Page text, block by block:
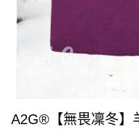
A2G®【無畏凜冬】